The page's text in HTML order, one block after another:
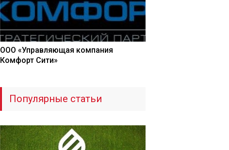
ООО «Управляющая компания
Комфорт Сити»
Популярные статьи